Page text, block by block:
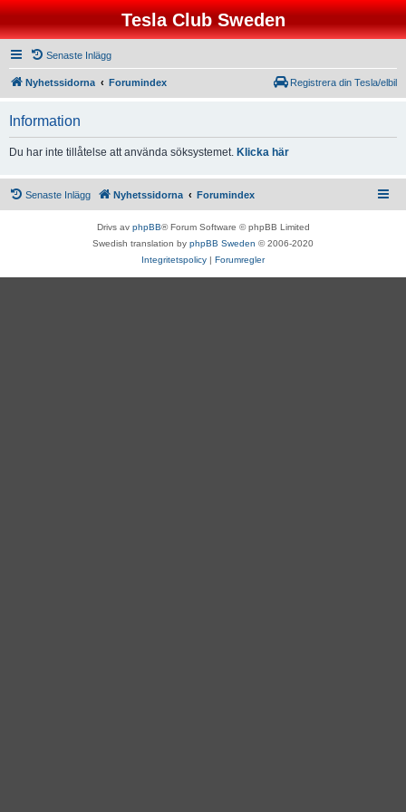
Tesla Club Sweden
Senaste Inlägg
Nyhetssidorna Forumindex Registrera din Tesla/elbil
Information
Du har inte tillåtelse att använda söksystemet. Klicka här
Senaste Inlägg Nyhetssidorna Forumindex
Drivs av phpBB® Forum Software © phpBB Limited
Swedish translation by phpBB Sweden © 2006-2020
Integritetspolicy | Forumregler